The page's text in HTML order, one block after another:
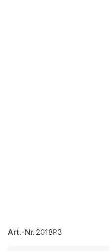
Art.-Nr.2018P3